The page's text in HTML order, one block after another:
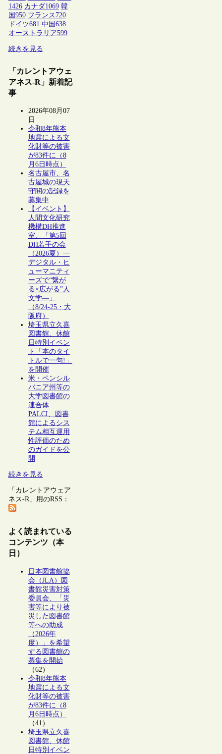
1426 カナダ1069 韓
国950 フランス 720
ドイツ681 中国638
オーストラリア599
続きを見る
「カレントアウェ
アネス-R」新着記
事
2026年08月07
日
令和8年熊本
地震による文
化財等の被害
が83件に（8
月6日時点）
名古屋市、名
古屋城の現天
守閣の記録を
募集中
【イベント】
人間文化研究
機構DH推進
室、「第5回
DH若手の会
（2026夏）―
デジタル・ヒ
ューマニティ
ーズで“繋が
る×広がる”人
文学―」
（8/24-25・大
阪府）
埼玉県立久喜
図書館、休館
日特別イベン
ト「本のタイ
トルで一句!」
を開催
米・ペンシル
バニア州等の
大学図書館の
連合体
PALCI、図書
館によるシス
テム相互運用
性評価のため
のガイドを公
開
続きを見る
「カレントアウェア
ネス-R」用のRSS：
よく読まれている
コンテンツ（本
日）
日本図書館協
会（JLA）図
書館災害対策
委員会、「災
害等により被
災した図書館
等への助成
（2026年
度）」を希望
する図書館の
募集を開始
（62）
令和8年熊本
地震による文
化財等の被害
が83件に（8
月6日時点）
（41）
埼玉県立久喜
図書館、休館
日特別イベン